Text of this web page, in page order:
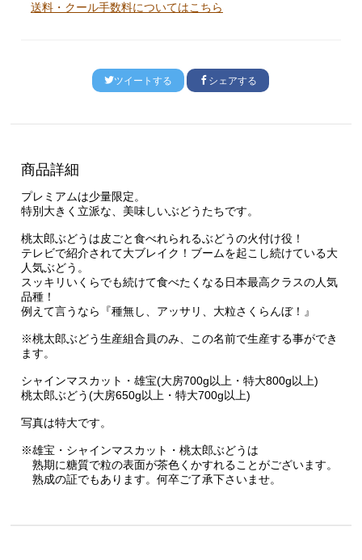
送料・クール手数料についてはこちら
ツイートする シェアする
商品詳細
プレミアムは少量限定。
特別大きく立派な、美味しいぶどうたちです。
桃太郎ぶどうは皮ごと食べれられるぶどうの火付け役！
テレビで紹介されて大ブレイク！ブームを起こし続けている大
人気ぶどう。
スッキリいくらでも続けて食べたくなる日本最高クラスの人気
品種！
例えて言うなら『種無し、アッサリ、大粒さくらんぼ！』
※桃太郎ぶどう生産組合員のみ、この名前で生産する事ができ
ます。
シャインマスカット・雄宝(大房700g以上・特大800g以上)
桃太郎ぶどう(大房650g以上・特大700g以上)
写真は特大です。
※雄宝・シャインマスカット・桃太郎ぶどうは
熟期に糖質で粒の表面が茶色くかすれることがございます。
熟成の証でもあります。何卒ご了承下さいませ。